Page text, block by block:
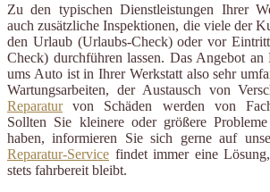
Zu den typischen Dienstleistungen Ihrer
auch zusätzliche Inspektionen, die viele der
den Urlaub (Urlaubs-Check) oder vor
Check) durchführen lassen. Das Angebot an
ums Auto ist in Ihrer Werkstatt also sehr
Wartungsarbeiten, der Austausch von
Reparaturvon Schäden werden von
Sollten Sie kleinere oder größere
haben, informieren Sie sich gerne auf
Reparatur-Service findet immer eine
stets fahrbereit bleibt.